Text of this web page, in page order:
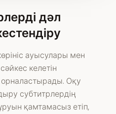
дәл
ауысулары мен
келетін
Оқу
субтитрлердің
қамтамасыз етіп,